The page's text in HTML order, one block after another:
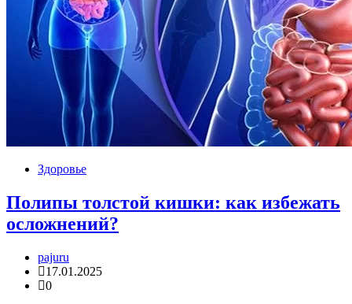
Здоровье
Полипы толстой кишки: как избежать
осложнений?
pajuru
17.01.2025
0